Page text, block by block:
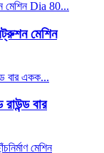
মেশিন
বার